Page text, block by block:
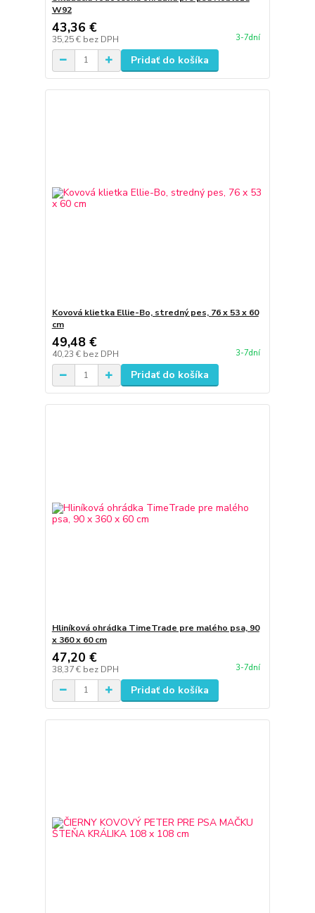
W92
43,36 €
35,25 € bez DPH 3-7dní
Pridať do košíka
Kovová klietka Ellie-Bo, stredný pes, 76 x 53 x 60
cm
49,48 €
40,23 € bez DPH 3-7dní
Pridať do košíka
Hliníková ohrádka TimeTrade pre malého psa, 90
x 360 x 60 cm
47,20 €
38,37 € bez DPH 3-7dní
Pridať do košíka